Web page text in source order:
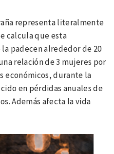
representa literalmente
calcula que esta
padecen alrededor de 20
relación de 3 mujeres por
económicos, durante la
en pérdidas anuales de
Además afecta la vida